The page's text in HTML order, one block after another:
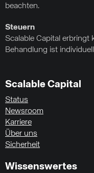
beachten.
Steuern
Scalable Capital erbringt
Behandlung ist
Scalable Capital
Status
Newsroom
Karriere
Über uns
Sicherheit
Wissenswertes